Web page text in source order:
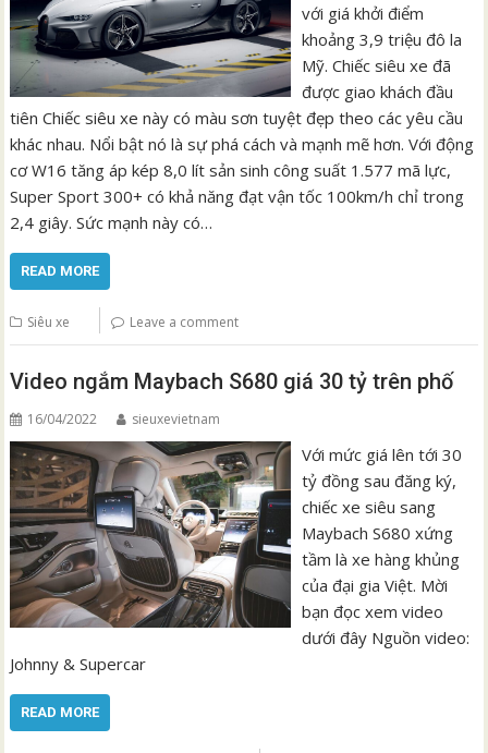
với giá khởi điểm
khoảng 3,9 triệu đô la
Mỹ. Chiếc siêu xe đã
được giao khách đầu
tiên Chiếc siêu xe này có màu sơn tuyệt đẹp theo các yêu cầu
khác nhau. Nổi bật nó là sự phá cách và mạnh mẽ hơn. Với động
cơ W16 tăng áp kép 8,0 lít sản sinh công suất 1.577 mã lực,
Super Sport 300+ có khả năng đạt vận tốc 100km/h chỉ trong
2,4 giây. Sức mạnh này có…
READ MORE
Siêu xe Leave a comment
Video ngắm Maybach S680 giá 30 tỷ trên phố
16/04/2022 sieuxevietnam
Với mức giá lên tới 30
tỷ đồng sau đăng ký,
chiếc xe siêu sang
Maybach S680 xứng
tầm là xe hàng khủng
của đại gia Việt. Mời
bạn đọc xem video
dưới đây Nguồn video:
Johnny & Supercar
READ MORE